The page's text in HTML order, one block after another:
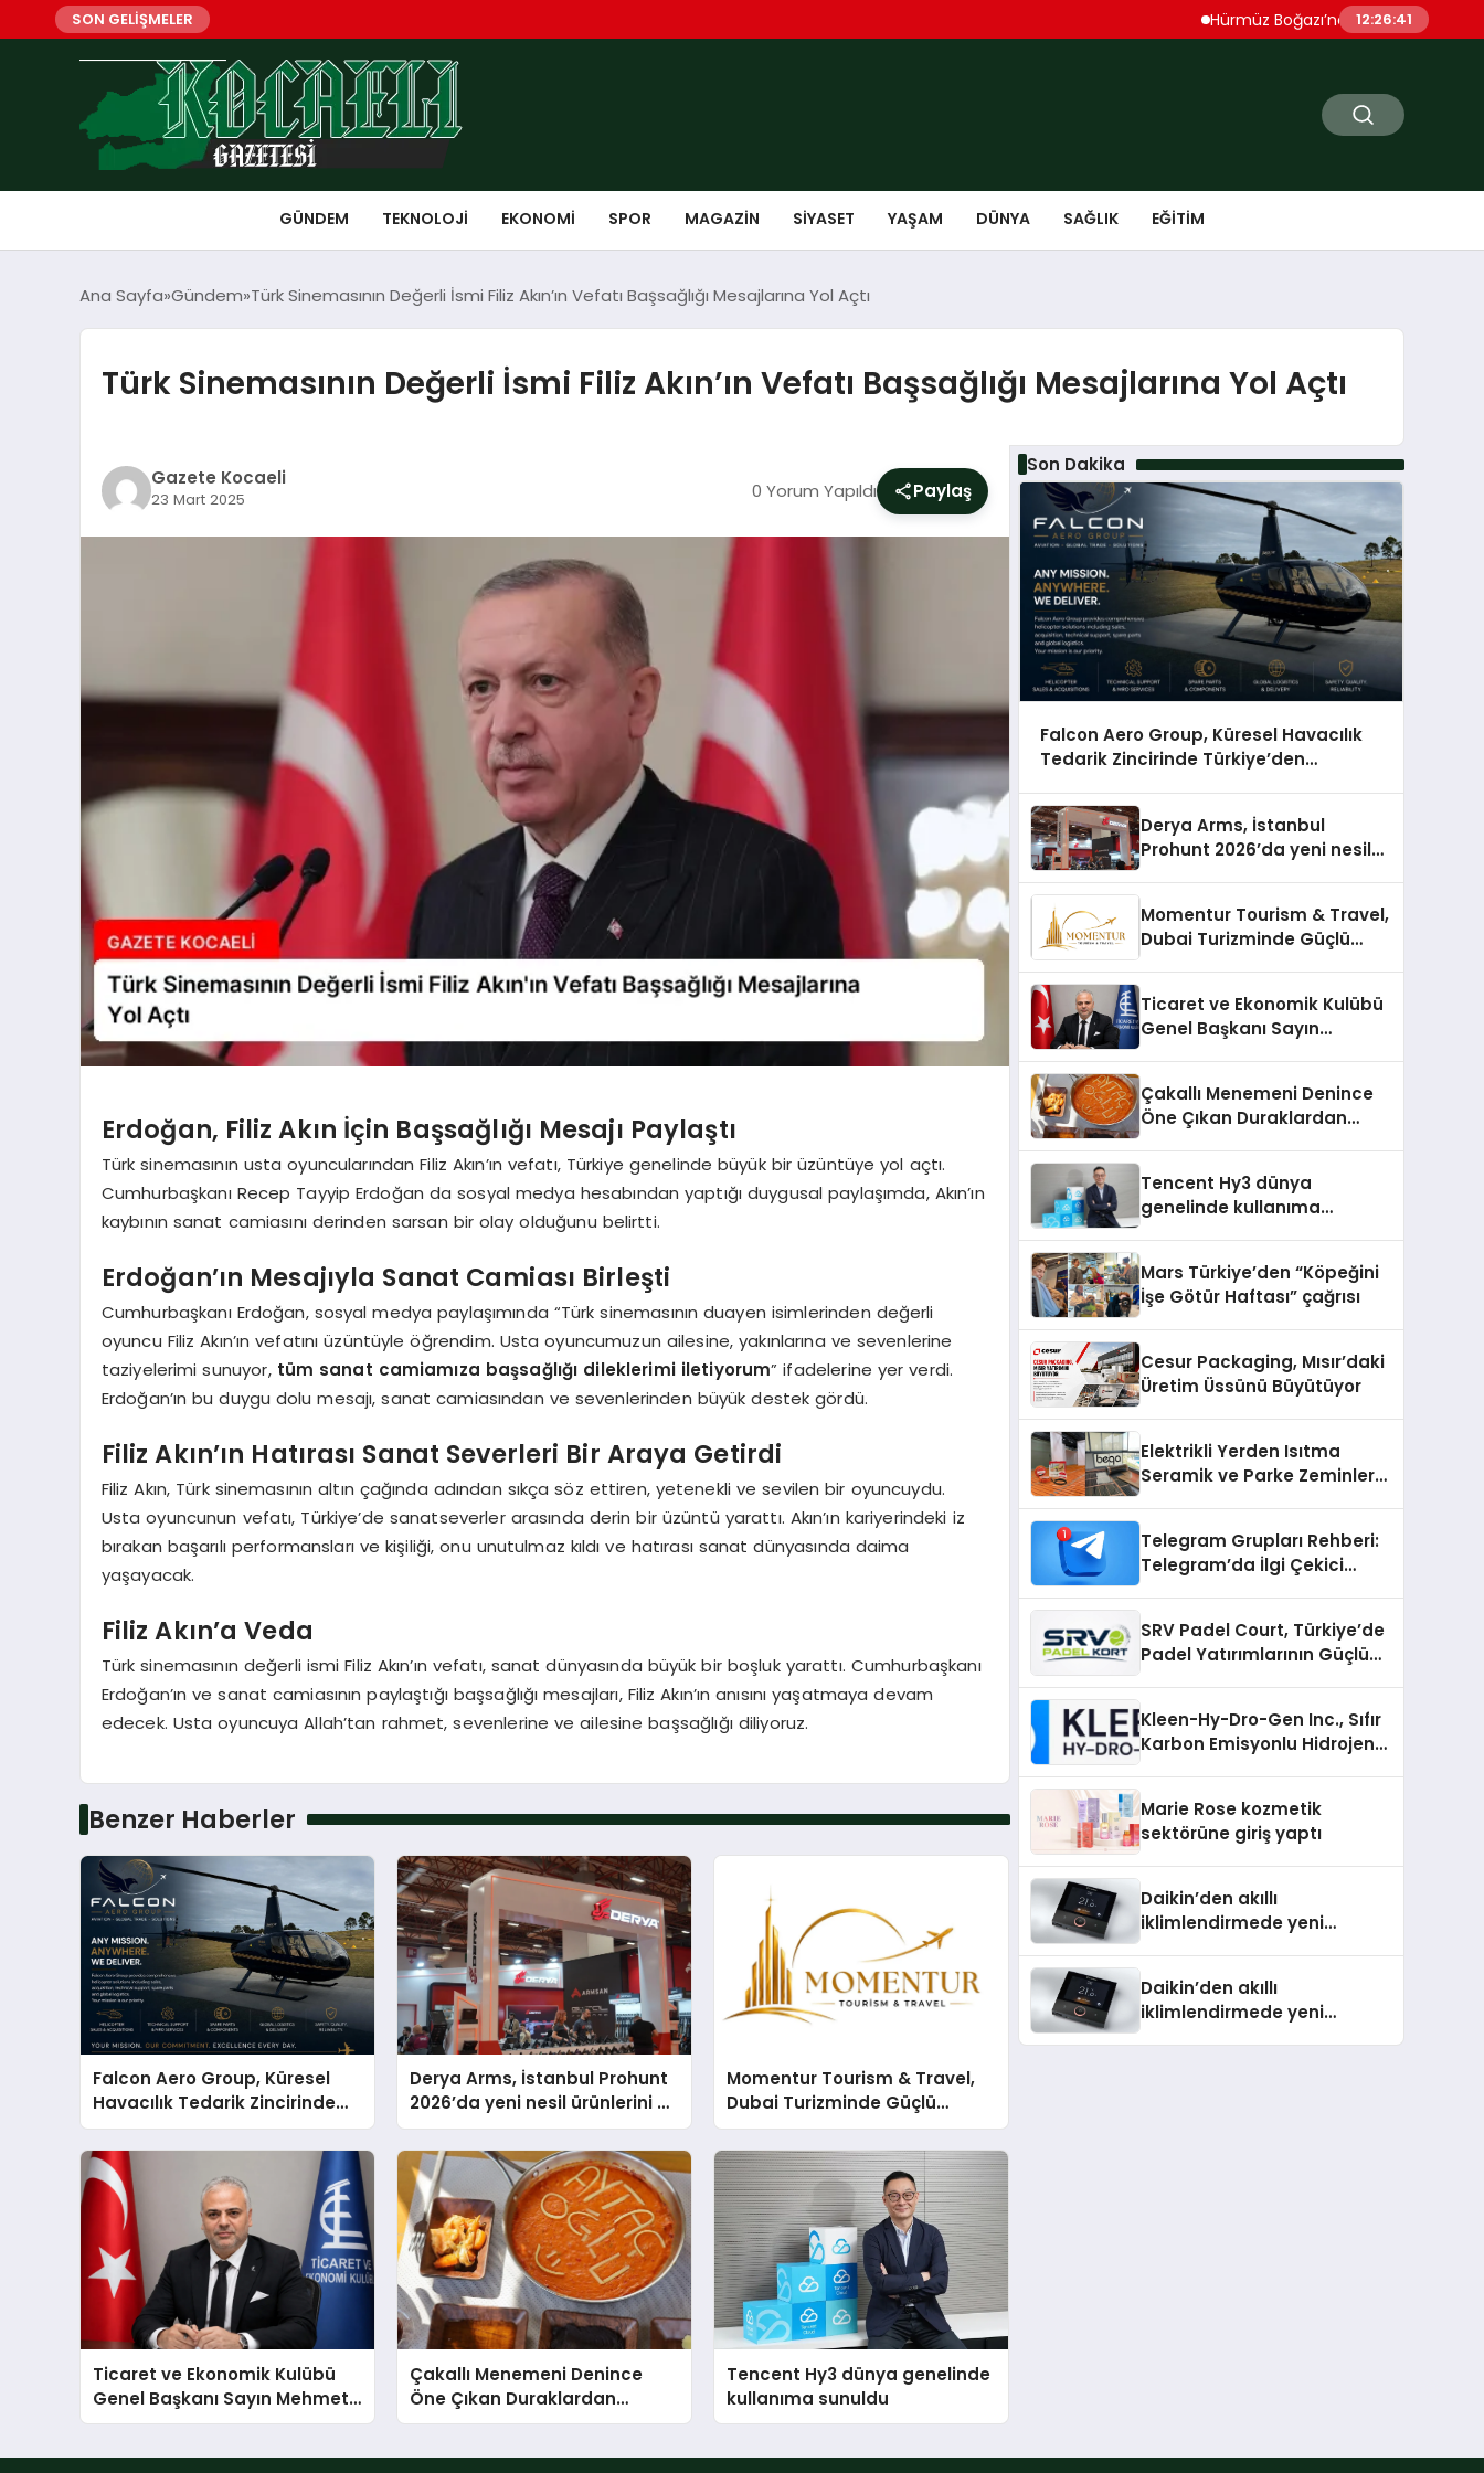
SON GELİŞMELER Hürmüz Boğazı’nda Patlama Sesleri
12:26:42
GÜNDEM TEKNOLOJI EKONOMI SPOR MAGAZIN SIYASET YAŞAM DÜNYA SAĞLIK EĞITIM
Ana Sayfa Gündem Türk Sinemasının Değerli İsmi Filiz Akın’ın Vefatı Başsağlığı Mesajlarına Yol Açtı
Türk Sinemasının Değerli İsmi Filiz Akın’ın Vefatı Başsağlığı Mesajlarına Yol Açtı
Gazete Kocaeli
23 Mart 2025 0 Yorum Yapıldı Paylaş
Erdoğan, Filiz Akın İçin Başsağlığı Mesajı Paylaştı
Türk sinemasının usta oyuncularından Filiz Akın’ın vefatı, Türkiye genelinde büyük bir üzüntüye yol açtı.
Cumhurbaşkanı Recep Tayyip Erdoğan da sosyal medya hesabından yaptığı duygusal paylaşımda, Akın’ın
kaybının sanat camiasını derinden sarsan bir olay olduğunu belirtti.
Erdoğan’ın Mesajıyla Sanat Camiası Birleşti
Cumhurbaşkanı Erdoğan, sosyal medya paylaşımında “Türk sinemasının duayen isimlerinden değerli
oyuncu Filiz Akın’ın vefatını üzüntüyle öğrendim. Usta oyuncumuzun ailesine, yakınlarına ve sevenlerine
taziyelerimi sunuyor, tüm sanat camiamıza başsağlığı dileklerimi iletiyorum” ifadelerine yer verdi.
Erdoğan’ın bu duygu dolu mesajı, sanat camiasından ve sevenlerinden büyük destek gördü.
Filiz Akın’ın Hatırası Sanat Severleri Bir Araya Getirdi
Filiz Akın, Türk sinemasının altın çağında adından sıkça söz ettiren, yetenekli ve sevilen bir oyuncuydu.
Usta oyuncunun vefatı, Türkiye’de sanatseverler arasında derin bir üzüntü yarattı. Akın’ın kariyerindeki iz
bırakan başarılı performansları ve kişiliği, onu unutulmaz kıldı ve hatırası sanat dünyasında daima
yaşayacak.
Filiz Akın’a Veda
Türk sinemasının değerli ismi Filiz Akın’ın vefatı, sanat dünyasında büyük bir boşluk yarattı. Cumhurbaşkanı
Erdoğan’ın ve sanat camiasının paylaştığı başsağlığı mesajları, Filiz Akın’ın anısını yaşatmaya devam
edecek. Usta oyuncuya Allah’tan rahmet, sevenlerine ve ailesine başsağlığı diliyoruz.
Benzer Haberler
Falcon Aero Group, Küresel
Havacılık Tedarik Zincirinde
Türkiye’den Dünyaya Açılıyor
Derya Arms, İstanbul Prohunt
2026’da yeni nesil ürünlerini ve
global marka vizyonunu
sergiledi
Momentur Tourism & Travel,
Dubai Turizminde Güçlü
Operasyon Ağıyla Fark
Yaratıyor
Ticaret ve Ekonomik Kulübü
Genel Başkanı Sayın Mehmet
Ulutaş, ekonomiye dair yaptığı
Çakallı Menemeni Denince
Öne Çıkan Duraklardan
Aytaçoğlu Menemen
Tencent Hy3 dünya genelinde
kullanıma sunuldu
Son Dakika
Falcon Aero Group, Küresel Havacılık
Tedarik Zincirinde Türkiye’den
Derya Arms, İstanbul
Prohunt 2026’da yeni nesil
Momentur Tourism & Travel,
Dubai Turizminde Güçlü
Ticaret ve Ekonomik Kulübü
Genel Başkanı Sayın
şunları kaydetti:
Çakallı Menemeni Denince
Öne Çıkan Duraklardan
Tencent Hy3 dünya
genelinde kullanıma
Mars Türkiye’den “Köpeğini
İşe Götür Haftası” çağrısı
Cesur Packaging, Mısır’daki
Üretim Üssünü Büyütüyor
Elektrikli Yerden Isıtma
Seramik ve Parke Zeminler
Telegram Grupları Rehberi:
Telegram’da İlgi Çekici
SRV Padel Court, Türkiye’de
Padel Yatırımlarının Güçlü
Kleen-Hy-Dro-Gen Inc., Sıfır
Karbon Emisyonlu Hidrojen
Aldı
Marie Rose kozmetik
sektörüne giriş yaptı
Daikin’den akıllı
iklimlendirmede yeni
Daikin’den akıllı
iklimlendirmede yeni